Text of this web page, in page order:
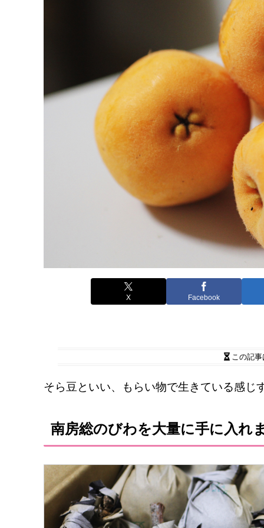
X Facebook
この記事
そら豆といい、もらい物で生きている感じ
南房総のびわを大量に手に入れ